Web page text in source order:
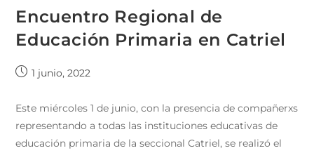
Encuentro Regional de
Educación Primaria en Catriel
1 junio, 2022
Este miércoles 1 de junio, con la presencia de compañerxs
representando a todas las instituciones educativas de
educación primaria de la seccional Catriel, se realizó el